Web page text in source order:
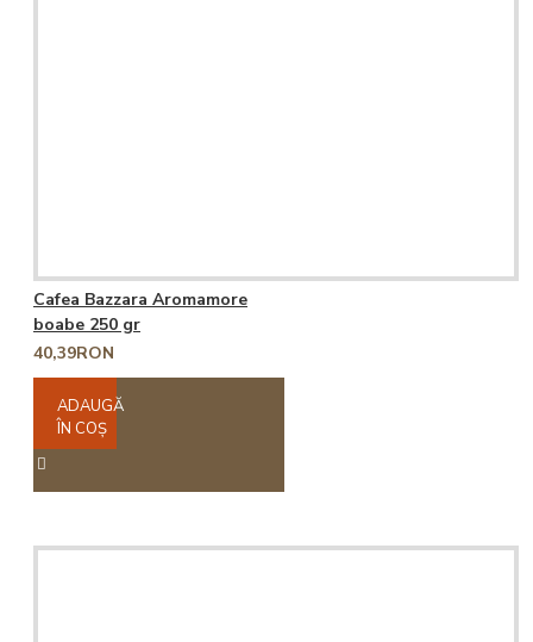
Cafea Bazzara Aromamore
boabe 250 gr
40,39RON
ADAUGĂ
ÎN COŞ